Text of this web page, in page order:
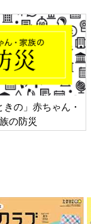
きの」赤ちゃん・
の防災